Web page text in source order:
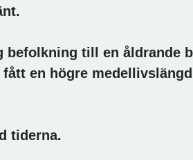
befolkning till en åldrande
en högre
tiderna.